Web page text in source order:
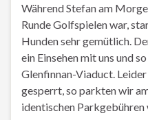
Während Stefan am
Runde Golfspielen war,
Hunden sehr gemütlich.
ein Einsehen mit uns und
Glenfinnan-Viaduct.
gesperrt, so parkten wir
identischen